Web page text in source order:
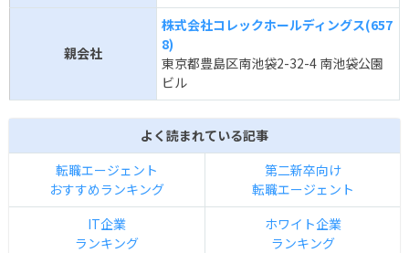
親会社
株式会社コレックホールディングス(657
8)
東京都豊島区南池袋2-32-4 南池袋公園
ビル
よく読まれている記事
転職エージェント
おすすめランキング
第二新卒向け
転職エージェント
IT企業
ランキング
ホワイト企業
ランキング